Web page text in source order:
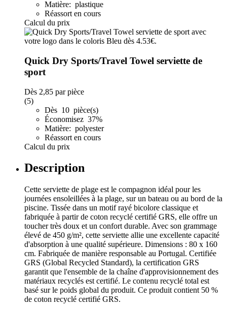
Matière: plastique
Réassort en cours
Calcul du prix
Quick Dry Sports/Travel Towel serviette de
sport
Dès 2,85 par pièce
(5)
Dès 10 pièce(s)
Économisez 37%
Matière: polyester
Réassort en cours
Calcul du prix
Description
Cette serviette de plage est le compagnon idéal pour les
journées ensoleillées à la plage, sur un bateau ou au bord de la
piscine. Tissée dans un motif rayé bicolore classique et
fabriquée à partir de coton recyclé certifié GRS, elle offre un
toucher très doux et un confort durable. Avec son grammage
élevé de 450 g/m², cette serviette allie une excellente capacité
d'absorption à une qualité supérieure. Dimensions : 80 x 160
cm. Fabriquée de manière responsable au Portugal. Certifiée
GRS (Global Recycled Standard), la certification GRS
garantit que l'ensemble de la chaîne d'approvisionnement des
matériaux recyclés est certifié. Le contenu recyclé total est
basé sur le poids global du produit. Ce produit contient 50 %
de coton recyclé certifié GRS.